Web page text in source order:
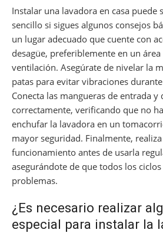
Instalar una lavadora en casa puede
sencillo si sigues algunos consejos
un lugar adecuado que cuente con
desagüe, preferiblemente en un
ventilación. Asegúrate de nivelar la
patas para evitar vibraciones
Conecta las mangueras de entrada y
correctamente, verificando que no
enchufar la lavadora en un
mayor seguridad. Finalmente,
funcionamiento antes de usarla
asegurándote de que todos los
problemas.
¿Es necesario realizar
especial para instalar la